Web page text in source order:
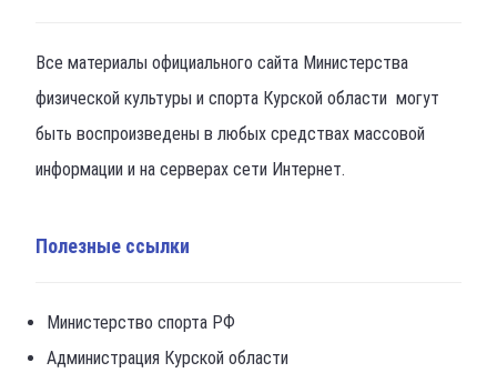
Все материалы официального сайта Министерства
физической культуры и спорта Курской области могут
быть воспроизведены в любых средствах массовой
информации и на серверах сети Интернет.
Полезные ссылки
Министерство спорта РФ
Администрация Курской области